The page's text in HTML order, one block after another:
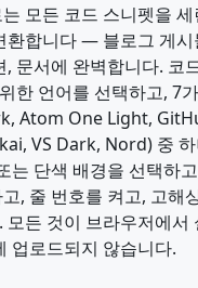
모든 코드 스니펫을
환합니다 — 블로그 게시
, 문서에 완벽합니다. 코
한 언어를 선택하고, 7
Atom One Light,
VS Dark, Nord) 중
는 단색 배경을 선택하
, 줄 번호를 켜고, 고해
모든 것이 브라우저에서
업로드되지 않습니다.